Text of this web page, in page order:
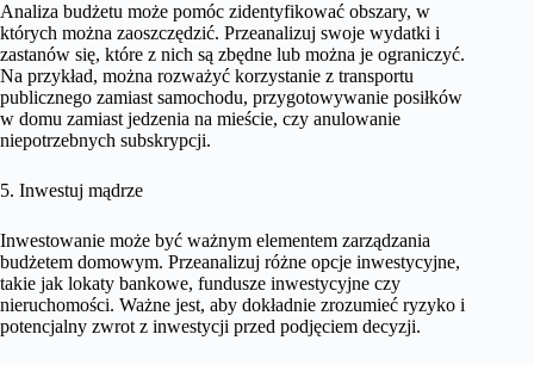
Analiza budżetu może pomóc zidentyfikować obszary, w
których można zaoszczędzić. Przeanalizuj swoje wydatki i
zastanów się, które z nich są zbędne lub można je ograniczyć.
Na przykład, można rozważyć korzystanie z transportu
publicznego zamiast samochodu, przygotowywanie posiłków
w domu zamiast jedzenia na mieście, czy anulowanie
niepotrzebnych subskrypcji.
5. Inwestuj mądrze
Inwestowanie może być ważnym elementem zarządzania
budżetem domowym. Przeanalizuj różne opcje inwestycyjne,
takie jak lokaty bankowe, fundusze inwestycyjne czy
nieruchomości. Ważne jest, aby dokładnie zrozumieć ryzyko i
potencjalny zwrot z inwestycji przed podjęciem decyzji.